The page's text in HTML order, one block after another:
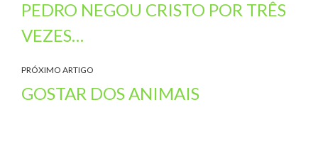
PEDRO NEGOU CRISTO POR TRÊS
VEZES…
PRÓXIMO ARTIGO
GOSTAR DOS ANIMAIS